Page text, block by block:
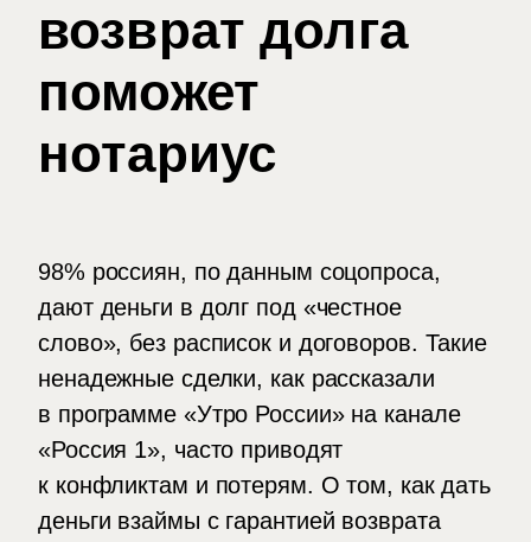
возврат долга
поможет
нотариус
98% россиян, по данным соцопроса,
дают деньги в долг под «честное
слово», без расписок и договоров. Такие
ненадежные сделки, как рассказали
в программе «Утро России» на канале
«Россия 1», часто приводят
к конфликтам и потерям. О том, как дать
деньги взаймы с гарантией возврата